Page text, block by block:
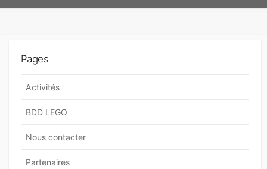
Pages
Activités
BDD LEGO
Nous contacter
Partenaires